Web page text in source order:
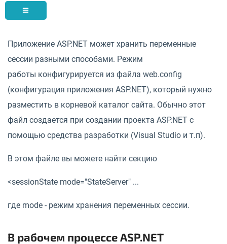
Приложение ASP.NET может хранить переменные
сессии разными способами. Режим
работы конфигурируется из файла web.config
(конфигурация приложения ASP.NET), который нужно
разместить в корневой каталог сайта. Обычно этот
файл создается при создании проекта ASP.NET с
помощью средства разработки (Visual Studio и т.п).
В этом файле вы можете найти секцию
<sessionState mode="StateServer" ...
где mode - режим хранения переменных сессии.
В рабочем процессе ASP.NET